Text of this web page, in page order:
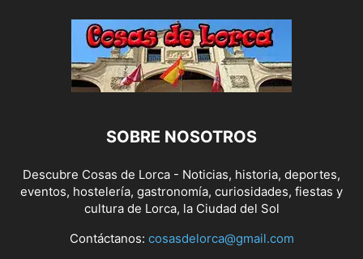
SOBRE NOSOTROS
Descubre Cosas de Lorca - Noticias, historia, deportes,
eventos, hostelería, gastronomía, curiosidades, fiestas y
cultura de Lorca, la Ciudad del Sol
Contáctanos: cosasdelorca@gmail.com